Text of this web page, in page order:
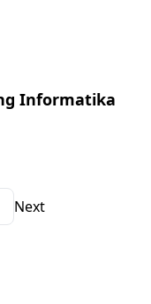
Informatika
Next